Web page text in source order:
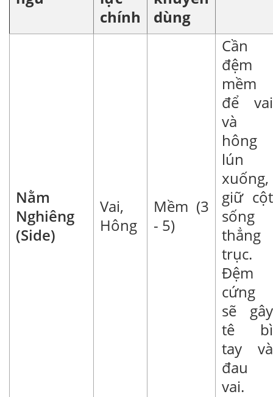
chính
dùng
Nằm
Nghiêng
(Side)
Vai,
Hông
Mềm (3
- 5)
Cần
đệm
mềm
để vai
và
hông
lún
xuống,
giữ cột
sống
thẳng
trục.
Đệm
cứng
sẽ gây
tê bì
tay và
đau
vai.